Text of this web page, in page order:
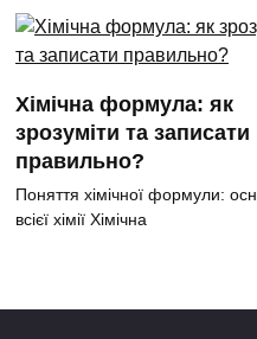
Хімічна формула: як
зрозуміти та записати
правильно?
Поняття хімічної формули:
всієї хімії Хімічна